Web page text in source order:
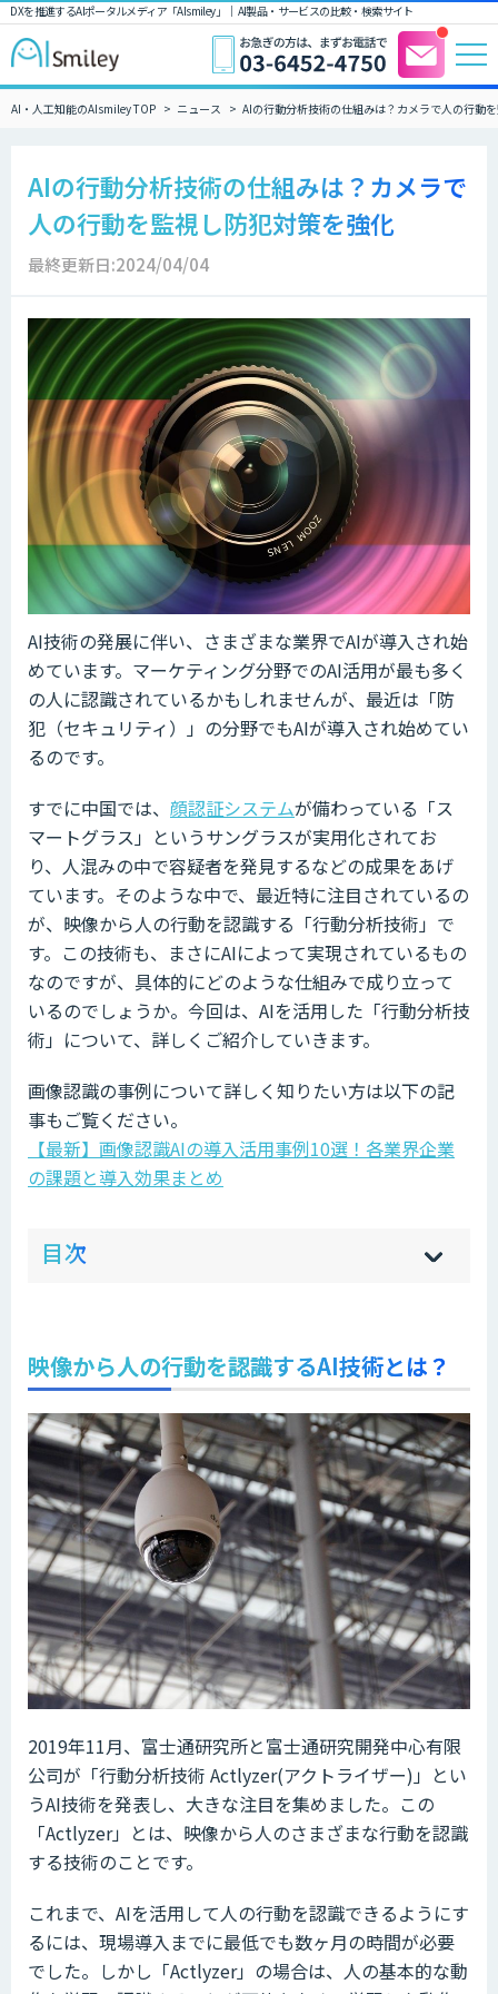
DXを推進するAIポータルメディア「AIsmiley」｜ AI製品・サービスの比較・検索サイト
AI・人工知能のAIsmiley TOP ニュース AIの行動分析技術の仕組みは？カメラで人の行動
AIの行動分析技術の仕組みは？カメラで
人の行動を監視し防犯対策を強化
最終更新日:2024/04/04
AI技術の発展に伴い、さまざまな業界でAIが導入され始
めています。マーケティング分野でのAI活用が最も多く
の人に認識されているかもしれませんが、最近は「防
犯（セキュリティ）」の分野でもAIが導入され始めてい
るのです。
すでに中国では、 顔認証システムが備わっている「ス
マートグラス」というサングラスが実用化されてお
り、人混みの中で容疑者を発見するなどの成果をあげ
ています。そのような中で、最近特に注目されているの
が、映像から人の行動を認識する「行動分析技術」で
す。この技術も、まさにAIによって実現されているもの
なのですが、具体的にどのような仕組みで成り立って
いるのでしょうか。今回は、AIを活用した「行動分析技
術」について、詳しくご紹介していきます。
画像認識の事例について詳しく知りたい方は以下の記
事もご覧ください。
【最新】画像認識AIの導入活用事例10選！各業界企業
の課題と導入効果まとめ
目次 hi
]
sh
]
映像から人の行動を認識するAI技術とは？
2019年11月、富士通研究所と富士通研究開発中心有限
公司が「行動分析技術 Actlyzer(アクトライザー)」とい
うAI技術を発表し、大きな注目を集めました。この
「Actlyzer」とは、映像から人のさまざまな行動を認識
する技術のことです。
これまで、AIを活用して人の行動を認識できるようにす
るには、現場導入までに最低でも数ヶ月の時間が必要
でした。しかし「Actlyzer」の場合は、人の基本的な動